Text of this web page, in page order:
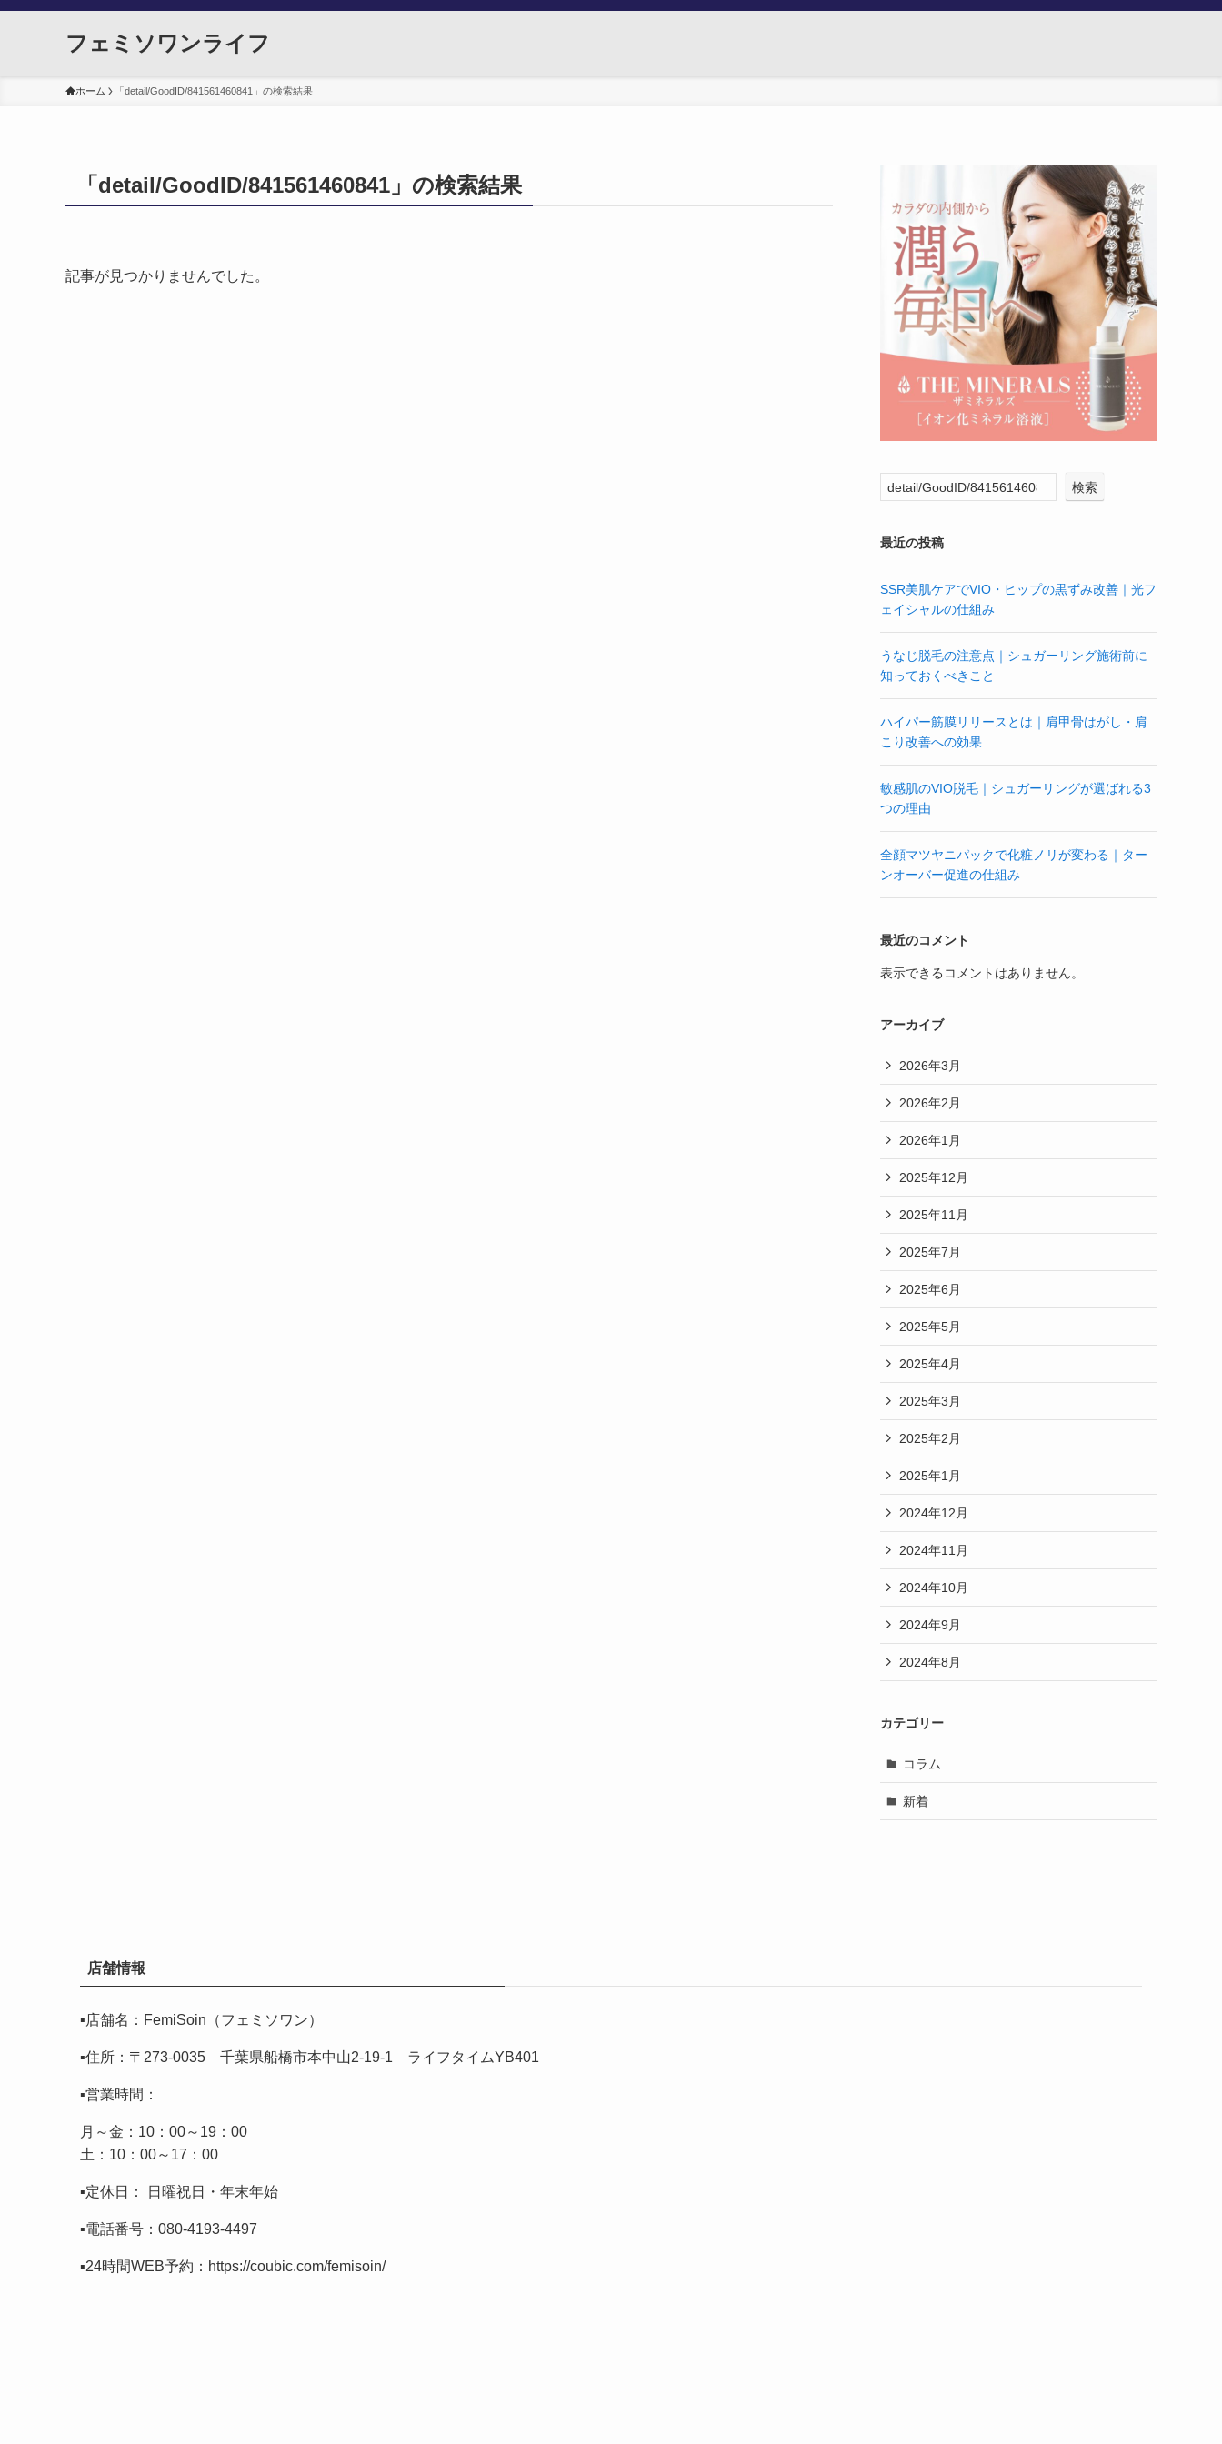
フェミソワンライフ
ホーム 「detail/GoodID/841561460841」の検索結果
「detail/GoodID/841561460841」の検索結果
記事が見つかりませんでした。
検索
最近の投稿
SSR美肌ケアでVIO・ヒップの黒ずみ改善｜光フ
ェイシャルの仕組み
うなじ脱毛の注意点｜シュガーリング施術前に
知っておくべきこと
ハイパー筋膜リリースとは｜肩甲骨はがし・肩
こり改善への効果
敏感肌のVIO脱毛｜シュガーリングが選ばれる3
つの理由
全顔マツヤニパックで化粧ノリが変わる｜ター
ンオーバー促進の仕組み
最近のコメント
表示できるコメントはありません。
アーカイブ
2026年3月
2026年2月
2026年1月
2025年12月
2025年11月
2025年7月
2025年6月
2025年5月
2025年4月
2025年3月
2025年2月
2025年1月
2024年12月
2024年11月
2024年10月
2024年9月
2024年8月
カテゴリー
コラム
新着
店舗情報
▪️店舗名：FemiSoin（フェミソワン）
▪️住所：〒273-0035 千葉県船橋市本中山2-19-1 ライフタイムYB401
▪️営業時間：
月～金：10：00～19：00
土：10：00～17：00
▪️定休日： 日曜祝日・年末年始
▪️電話番号： 080-4193-4497
▪️24時間WEB予約： https://coubic.com/femisoin/